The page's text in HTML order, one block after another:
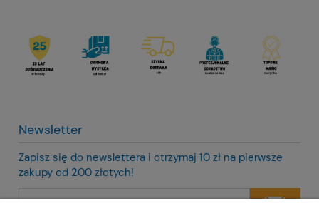
Newsletter
Zapisz się do newslettera i otrzymaj 10 zł na pierwsze
zakupy od 200 złotych!